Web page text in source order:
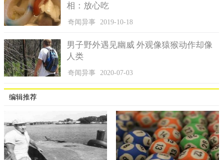
相：放心吃
奇闻异事 2019-10-18
男子野外遇见幽威 外观像猿猴动作却像
人类
奇闻异事 2020-07-03
编辑推荐